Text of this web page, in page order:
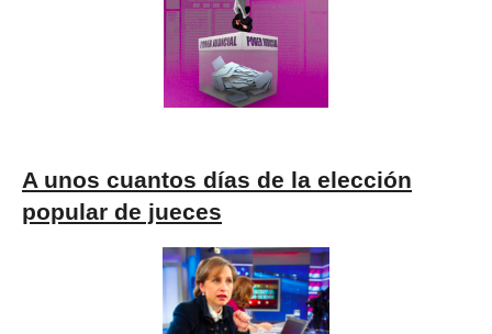
A unos cuantos días de la elección
popular de jueces